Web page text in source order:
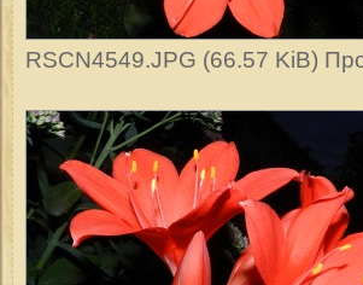
RSCN4549.JPG (66.57 KiB)